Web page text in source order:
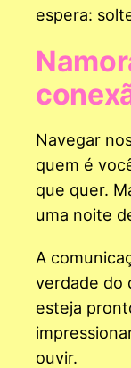
espera:
Navegar
quem é
que quer.
uma noite
A
verdade do
esteja
ouvir.